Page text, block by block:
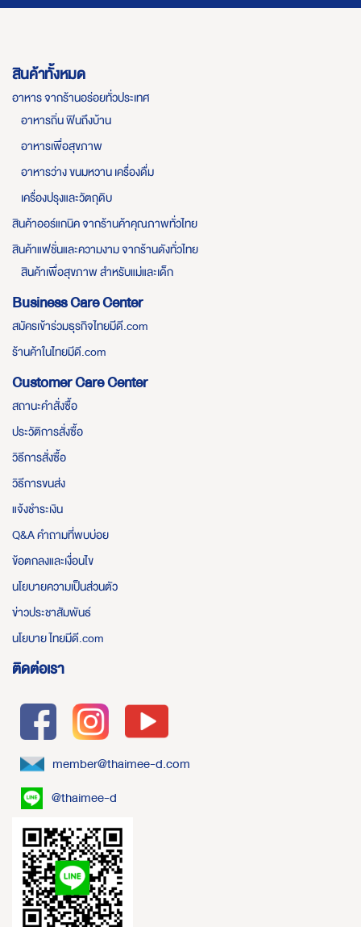
สินค้าทั้งหมด
อาหาร จากร้านอร่อยทั่วประเทศ
อาหารถิ่น ฟินถึงบ้าน
อาหารเพื่อสุขภาพ
อาหารว่าง ขนมหวาน เครื่องดื่ม
เครื่องปรุงและวัตถุดิบ
สินค้าออร์แกนิค จากร้านค้าคุณภาพทั่วไทย
สินค้าแฟชั่นและความงาม จากร้านดังทั่วไทย
สินค้าเพื่อสุขภาพ สำหรับแม่และเด็ก
Business Care Center
สมัครเข้าร่วมธุรกิจไทยมีดี.com
ร้านค้าในไทยมีดี.com
Customer Care Center
สถานะคำสั่งซื้อ
ประวัติการสั่งซื้อ
วิธีการสั่งซื้อ
วิธีการขนส่ง
แจ้งชำระเงิน
Q&A คำถามที่พบบ่อย
ข้อตกลงและเงื่อนไข
นโยบายความเป็นส่วนตัว
ข่าวประชาสัมพันธ์
นโยบาย ไทยมีดี.com
ติดต่อเรา
member@thaimee-d.com
@thaimee-d